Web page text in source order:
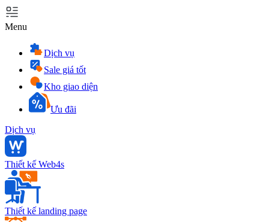
Menu
Dịch vụ
Sale giá tốt
Kho giao diện
Ưu đãi
Dịch vụ
Thiết kế Web4s
Thiết kế landing page